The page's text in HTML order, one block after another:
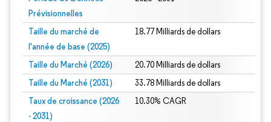
Prévisionnelles
Taille du marché de
l'année de base (2025)
18.77 Milliards de dollars
Taille du Marché (2026) 20.70 Milliards de dollars
Taille du Marché (2031) 33.78 Milliards de dollars
Taux de croissance (2026
- 2031)
10.30% CAGR